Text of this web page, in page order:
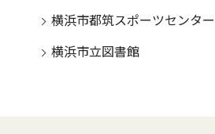
横浜市都筑スポーツセンター
横浜市立図書館